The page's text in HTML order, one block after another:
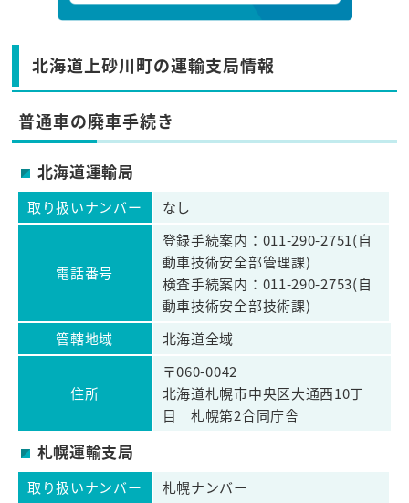
北海道上砂川町の運輸支局情報
普通車の廃車手続き
北海道運輸局
取り扱いナンバー なし
電話番号
登録手続案内：011-290-2751(自
動車技術安全部管理課)
検査手続案内：011-290-2753(自
動車技術安全部技術課)
管轄地域
北海道全域
住所
〒060-0042
北海道札幌市中央区大通西10丁
目 札幌第2合同庁舎
札幌運輸支局
取り扱いナンバー
札幌ナンバー